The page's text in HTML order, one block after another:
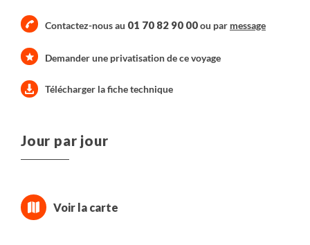
Contactez-nous au 01 70 82 90 00ou par message
Demander une privatisation de ce voyage
Télécharger la fiche technique
Jour par jour